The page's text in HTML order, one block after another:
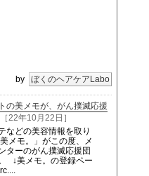
by
ぼくのヘアケアLabo
の美メモが、がん撲滅応援
［22年10月22日］
などの美容情報を取り
メモ。」がこの度、メ
ターのがん撲滅応援団
↓美メモ。の登録ペー